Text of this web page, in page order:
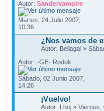
Autor: Sandervampire
Martes, 24 Julio 2007,
10:36
¿Nos vamos de
Autor: Beliagal »
Autor: -GE- Roduk
Sábado, 02 Junio 2007,
14:26
¡Vuelvo!
Autor: Lhoj » Viernes,